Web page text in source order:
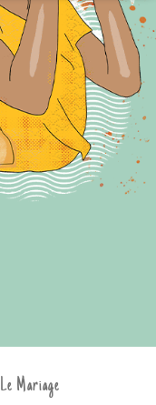
Le Mariage